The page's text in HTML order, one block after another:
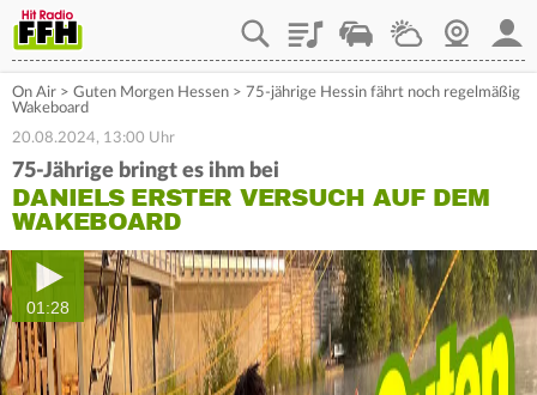
PlaylistStaupilotWetterWebcam
On Air > Guten Morgen Hessen > 75-jährige Hessin fährt noch regelmäßig
Wakeboard
20.08.2024, 13:00 Uhr
75-Jährige bringt es ihm bei
DANIELS ERSTER VERSUCH AUF DEM
WAKEBOARD
01:28